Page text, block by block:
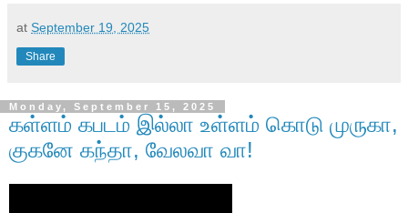
at September 19, 2025
Share
Monday, September 15, 2025
கள்ளம் கபடம் இல்லா உள்ளம் கொடு முருகா,
குகனே கந்தா, வேலவா வா!